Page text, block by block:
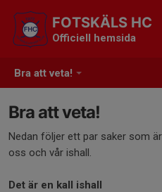
Bra att veta!
FOTSKÄLS HC
Officiell hemsida
Bra att veta!
Nedan följer ett par saker som
oss och vår ishall.
Det är en kall ishall